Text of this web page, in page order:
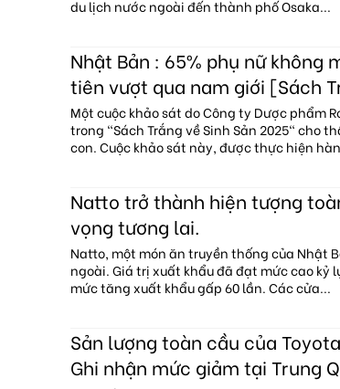
du lịch nước ngoài đến thành phố Osaka...
Nhật Bản : 65% phụ nữ không
tiên vượt qua nam giới [Sách
Một cuộc khảo sát do Công ty Dược phẩm
trong "Sách Trắng về Sinh Sản 2025" cho
con. Cuộc khảo sát này, được thực hiện
Natto trở thành hiện tượng
vọng tương lai.
Natto, một món ăn truyền thống của Nhật
ngoài. Giá trị xuất khẩu đã đạt mức cao kỷ
mức tăng xuất khẩu gấp 60 lần. Các cửa...
Sản lượng toàn cầu của
Ghi nhận mức giảm tại Trung